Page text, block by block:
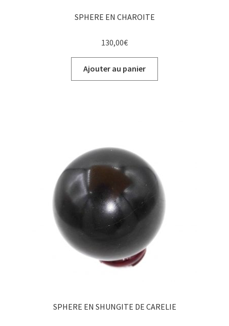
SPHERE EN CHAROITE
130,00€
Ajouter au panier
SPHERE EN SHUNGITE DE CARELIE